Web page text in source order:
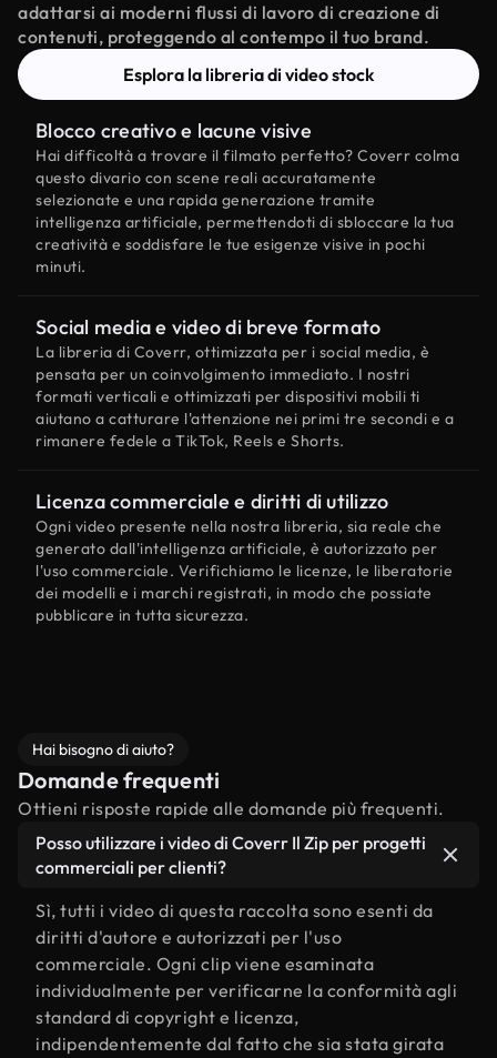
adattarsi ai moderni flussi di lavoro di creazione di
contenuti, proteggendo al contempo il tuo brand.
Esplora la libreria di video stock
Blocco creativo e lacune visive
Hai difficoltà a trovare il filmato perfetto? Coverr colma
questo divario con scene reali accuratamente
selezionate e una rapida generazione tramite
intelligenza artificiale, permettendoti di sbloccare la tua
creatività e soddisfare le tue esigenze visive in pochi
minuti.
Social media e video di breve formato
La libreria di Coverr, ottimizzata per i social media, è
pensata per un coinvolgimento immediato. I nostri
formati verticali e ottimizzati per dispositivi mobili ti
aiutano a catturare l'attenzione nei primi tre secondi e a
rimanere fedele a TikTok, Reels e Shorts.
Licenza commerciale e diritti di utilizzo
Ogni video presente nella nostra libreria, sia reale che
generato dall'intelligenza artificiale, è autorizzato per
l'uso commerciale. Verifichiamo le licenze, le liberatorie
dei modelli e i marchi registrati, in modo che possiate
pubblicare in tutta sicurezza.
Hai bisogno di aiuto?
Domande frequenti
Ottieni risposte rapide alle domande più frequenti.
Posso utilizzare i video di Coverr Il Zip per progetti
commerciali per clienti?
Sì, tutti i video di questa raccolta sono esenti da
diritti d'autore e autorizzati per l'uso
commerciale. Ogni clip viene esaminata
individualmente per verificarne la conformità agli
standard di copyright e licenza,
indipendentemente dal fatto che sia stata girata